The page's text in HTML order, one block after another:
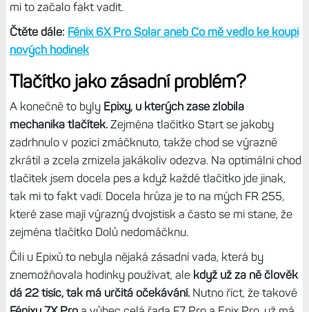
mi to začalo fakt vadit.
Čtěte dále: Fénix 6X Pro Solar aneb Co mě vedlo ke koupi
nových hodinek
Tlačítko jako zásadní problém?
A konečně to byly
Epixy, u kterých zase zlobila
mechanika tlačítek.
Zejména tlačítko Start se jakoby